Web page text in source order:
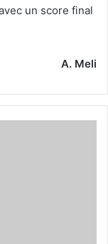
un score final
A. Meli